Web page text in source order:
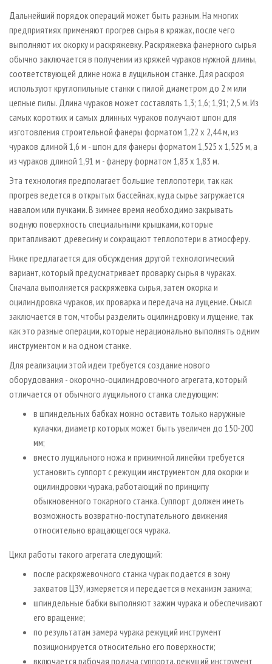
Дальнейший порядок операций может быть разным. На многих
предприятиях применяют прогрев сырья в кряжах, после чего
выполняют их окорку и раскряжевку. Раскряжевка фанерного сырья
обычно заключается в получении из кряжей чураков нужной длины,
соответствующей длине ножа в лущильном станке. Для раскроя
используют круглопильные станки с пилой диаметром до 2 м или
цепные пилы. Длина чураков может составлять 1,3; 1,6; 1,91; 2,5 м. Из
самых коротких и самых длинных чураков получают шпон для
изготовления строительной фанеры форматом 1,22 х 2,44 м, из
чураков длиной 1,6 м - шпон для фанеры форматом 1,525 х 1,525 м, а
из чураков длиной 1,91 м - фанеру форматом 1,83 х 1,83 м.
Эта технология предполагает большие теплопотери, так как
прогрев ведется в открытых бассейнах, куда сырье загружается
навалом или пучками. В зимнее время необходимо закрывать
водную поверхность специальными крышками, которые
притапливают древесину и сокращают теплопотери в атмосферу.
Ниже предлагается для обсуждения другой технологический
вариант, который предусматривает проварку сырья в чураках.
Сначала выполняется раскряжевка сырья, затем окорка и
оцилиндровка чураков, их проварка и передача на лущение. Смысл
заключается в том, чтобы разделить оцилиндровку и лущение, так
как это разные операции, которые нерационально выполнять одним
инструментом и на одном станке.
Для реализации этой идеи требуется создание нового
оборудования - окорочно-оцилиндровочного агрегата, который
отличается от обычного лущильного станка следующим:
в шпиндельных бабках можно оставить только наружные
кулачки, диаметр которых может быть увеличен до 150-200
мм;
вместо лущильного ножа и прижимной линейки требуется
установить суппорт с режущим инструментом для окорки и
оцилиндровки чурака, работающий по принципу
обыкновенного токарного станка. Суппорт должен иметь
возможность возвратно-поступательного движения
относительно вращающегося чурака.
Цикл работы такого агрегата следующий:
после раскряжевочного станка чурак подается в зону
захватов ЦЗУ, измеряется и передается в механизм зажима;
шпиндельные бабки выполняют зажим чурака и обеспечивают
его вращение;
по результатам замера чурака режущий инструмент
позиционируется относительно его поверхности;
включается рабочая подача суппорта, режущий инструмент